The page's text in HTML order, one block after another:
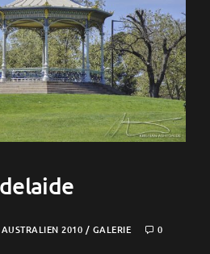
AUSTRALIEN 2010 / GALERIE 0